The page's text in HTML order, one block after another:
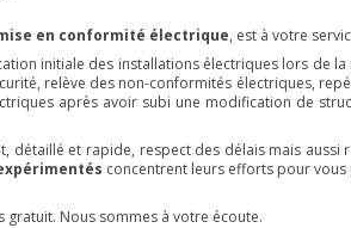
en conformité électrique, est à votre
initiale des installations électriques lors de
relève des non-conformités électriques,
après avoir subi une modification de
détaillé et rapide, respect des délais mais
concentrent leurs efforts pour
Nous sommes à votre écoute.